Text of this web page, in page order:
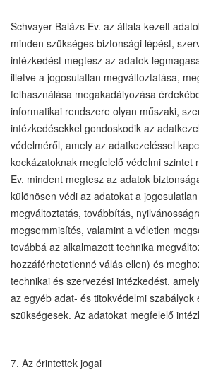
Schvayer Balázs Ev. az általa kezelt
minden szükséges biztonsági lépést,
intézkedést megtesz az adatok
illetve a jogosulatlan megváltoztatása,
felhasználása megakadályozása
informatikai rendszere olyan műszaki,
intézkedésekkel gondoskodik az
védelméről, amely az adatkezeléssel
kockázatoknak megfelelő védelmi szintet
Ev. mindent megtesz az adatok
különösen védi az adatokat a
megváltoztatás, továbbítás,
megsemmisítés, valamint a véletlen
továbbá az alkalmazott technika
hozzáférhetetlenné válás ellen) és
technikai és szervezési intézkedést,
az egyéb adat- és titokvédelmi szabályok
szükségesek. Az adatokat megfelelő
7. Az érintettek jogai